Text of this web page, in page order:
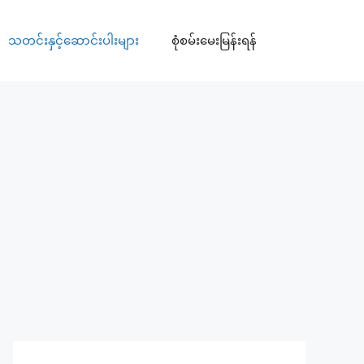
သတင်းနှင့်ဆောင်းပါးများ စုံစမ်းမေးမြန်းရန်